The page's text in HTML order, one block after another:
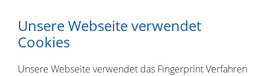
Unsere Webseite verwendet
Cookies
Unsere Webseite verwendet das Fingerprint Verfahren